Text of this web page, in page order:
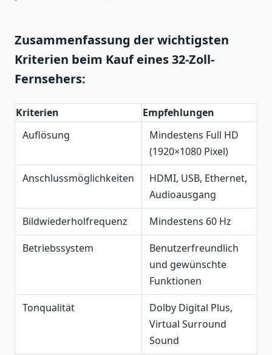
Zusammenfassung der wichtigsten
Kriterien beim Kauf eines 32-Zoll-
Fernsehers:
Kriterien
Empfehlungen
Auflösung
Mindestens Full HD
(1920×1080 Pixel)
Anschlussmöglichkeiten
HDMI, USB, Ethernet,
Audioausgang
Bildwiederholfrequenz
Mindestens 60 Hz
Betriebssystem
Benutzerfreundlich
und gewünschte
Funktionen
Tonqualität
Dolby Digital Plus,
Virtual Surround
Sound